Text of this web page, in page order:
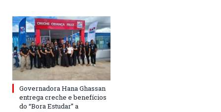
Governadora Hana Ghassan
entrega creche e benefícios
do “Bora Estudar” a